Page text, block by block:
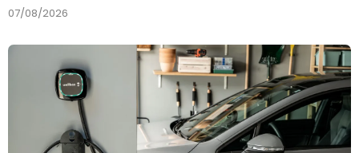
07/08/2026